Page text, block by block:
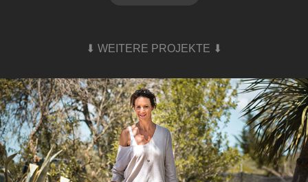
⬇ WEITERE PROJEKTE ⬇